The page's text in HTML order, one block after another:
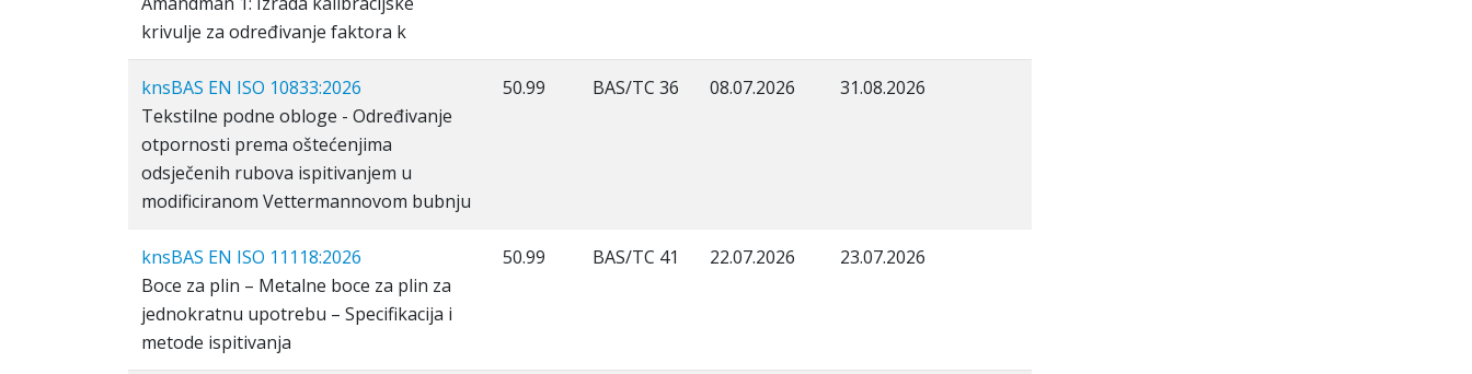
krivulje za određivanje faktora k
knsBAS EN ISO 10833:2026
Tekstilne podne obloge - Određivanje
otpornosti prema oštećenjima
odsječenih rubova ispitivanjem u
modificiranom Vettermannovom bubnju
50.99 BAS/TC 36 08.07.2026 31.08.2026
knsBAS EN ISO 11118:2026
Boce za plin – Metalne boce za plin za
jednokratnu upotrebu – Specifikacija i
metode ispitivanja
50.99 BAS/TC 41 22.07.2026 23.07.2026